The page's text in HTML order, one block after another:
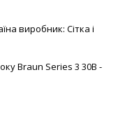
виробник: Сітка і
Braun Series 3 30B -